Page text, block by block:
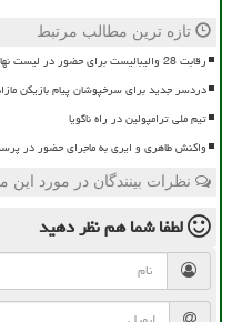
تازه ترین مطالب مرتبط
رقابت 28 والیبالیست برای حضور در لیست نهائی تیم ملی
دردسر جدید برای سرخپوشان پیام بازیکن
تیم ملی ترامپولین در راه ناگویا
واکنش طاهری و ایری به ماجرای حضور در
نظرات بینندگان در مورد
لطفا شما همنظر دهید